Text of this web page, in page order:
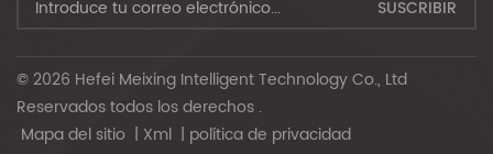
© 2026 Hefei Meixing Intelligent Technology Co., Ltd
Reservados todos los derechos .
Mapa del sitio | Xml | política de privacidad